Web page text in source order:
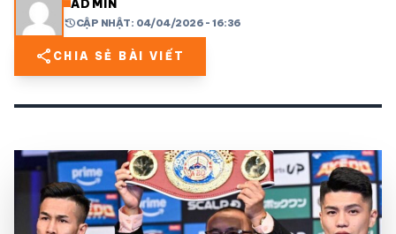
share mail
ADMIN
historyCẬP NHẬT: 04/04/2026 - 16:36
share CHIA SẺ BÀI VIẾT